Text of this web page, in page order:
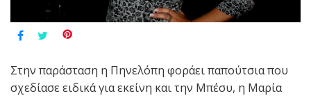
Στην παράσταση η Πηνελόπη φοράει παπούτσια που
σχεδίασε ειδικά για εκείνη και την Μπέσυ, η Μαρία